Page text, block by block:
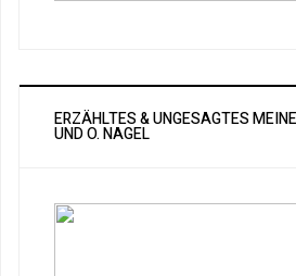
ERZÄHLTES & UNGESAGTES
ND O. NAGEL